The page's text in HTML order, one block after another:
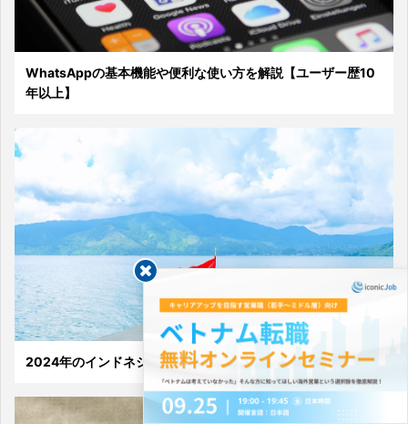
WhatsAppの基本機能や便利な使い方を解説【ユーザー歴10
年以上】
2024年のインドネシアの祝日は？休みが増える可能性は？